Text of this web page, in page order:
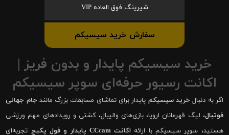
شیرینگ فوق العاده VIP
سفارش خرید سیسیکم
خرید سیسیکم پایدار و بدون فریز |
اکانت رسیور حرفه‌ای سوپر سیسیکم
اگر به دنبال خرید سیسیکم پایدار برای تماشای مسابقات بزرگ مانند جام جهانی
فوتبال، لیگ قهرمانان اروپا، بازی‌های والیبال، کشتی و رویدادهای مهم ورزشی
هستید، سوپر سیسیکم با ارائه اکانت CCcam پایدار و فول پکیج
تجربه‌ای